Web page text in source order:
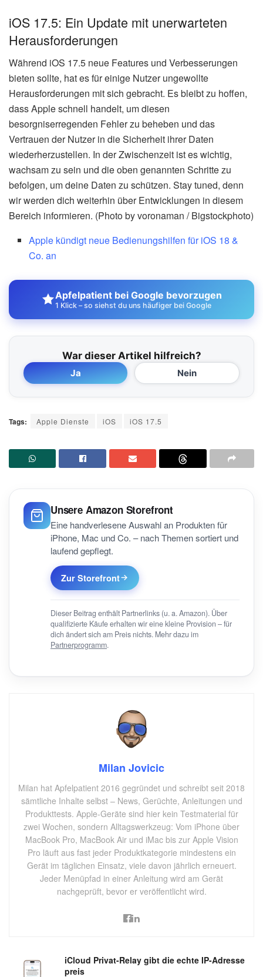
iOS 17.5: Ein Update mit unerwarteten
Herausforderungen
Während iOS 17.5 neue Features und Verbesserungen
bieten sollte, hat es für einige Nutzer ungewollte
Herausforderungen mit sich gebracht. Es bleibt zu hoffen,
dass Apple schnell handelt, um diesen
besorgniserregenden Fehler zu beheben und das
Vertrauen der Nutzer in die Sicherheit ihrer Daten
wiederherzustellen. In der Zwischenzeit ist es wichtig,
wachsam zu sein und die oben genannten Schritte zu
befolgen, um deine Daten zu schützen. Stay tuned, denn
wir werden dich weiterhin über Entwicklungen in diesem
Bereich informieren. (Photo by voronaman / Bigstockphoto)
Apple kündigt neue Bedienungshilfen für iOS 18 &
Co. an
Apfelpatient bei Google bevorzugen
1 Klick – so siehst du uns häufiger bei Google
War dieser Artikel hilfreich?
Ja Nein
Tags: Apple Dienste iOS iOS 17.5
Unsere Amazon Storefront
Eine handverlesene Auswahl an Produkten für
iPhone, Mac und Co. – nach Themen sortiert und
laufend gepflegt.
Zur Storefront
Dieser Beitrag enthält Partnerlinks (u. a. Amazon). Über
qualifizierte Käufe erhalten wir eine kleine Provision – für
dich ändert sich am Preis nichts. Mehr dazu im
Partnerprogramm.
Milan Jovicic
Milan hat Apfelpatient 2016 gegründet und schreibt seit 2018
sämtliche Inhalte selbst – News, Gerüchte, Anleitungen und
Produkttests. Apple-Geräte sind hier kein Testmaterial für
zwei Wochen, sondern Alltagswerkzeug: Vom iPhone über
MacBook Pro, MacBook Air und iMac bis zur Apple Vision
Pro läuft aus fast jeder Produktkategorie mindestens ein
Gerät im täglichen Einsatz, viele davon jährlich erneuert.
Jeder Menüpfad in einer Anleitung wird am Gerät
nachgeprüft, bevor er veröffentlicht wird.
iCloud Privat-Relay gibt die echte IP-Adresse
preis